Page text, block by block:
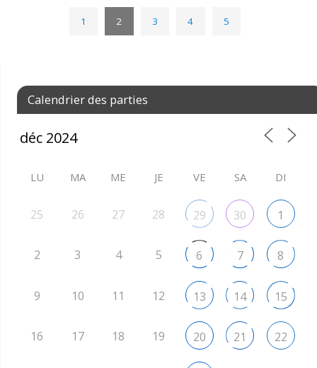
1 2 3 4 5
Calendrier des parties
LU MA ME JE VE SA DI
25 26 27 28 29 30 1
2 3 4 5 6 7 8
9 10 11 12 13 14 15
16 17 18 19 20 21 22